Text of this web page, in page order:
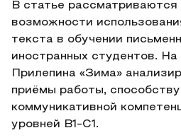
В статье рассматриваются
возможности
текста в обучении
иностранных студентов.
Прилепина «Зима»
приёмы работы,
коммуникативной
уровней B1-C1.